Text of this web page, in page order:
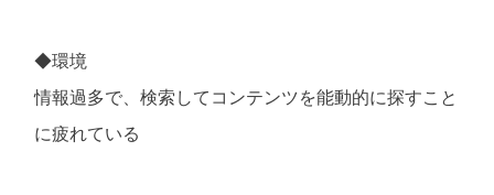
◆環境
情報過多で、検索してコンテンツを能動的に探すこと
に疲れている